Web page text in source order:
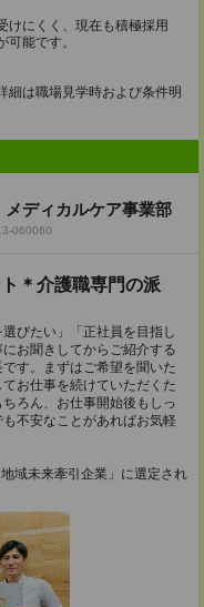
けにくく、現在も積極採用
能です。
細は職場見学時および条件明
ディカルケア事業部
060060
＊介護職専門の派
びたい」「正社員を目指し
お聞きしてからご紹介する
す。まずはご希望を聞いた
お仕事を続けていただくた
ろん、お仕事開始後もしっ
不安なことがあればお気軽
域未来牽引企業」に選定され